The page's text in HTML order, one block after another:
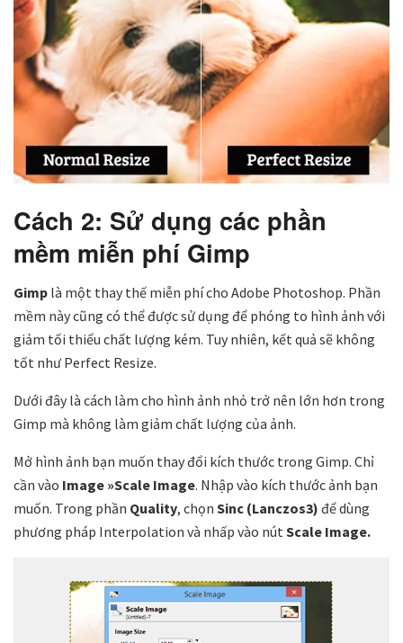
Cách 2: Sử dụng các phần
mềm miễn phí Gimp
Gimp là một thay thế miễn phí cho Adobe Photoshop. Phần
mềm này cũng có thể được sử dụng để phóng to hình ảnh với
giảm tối thiểu chất lượng kém. Tuy nhiên, kết quả sẽ không
tốt như Perfect Resize.
Dưới đây là cách làm cho hình ảnh nhỏ trở nên lớn hơn trong
Gimp mà không làm giảm chất lượng của ảnh.
Mở hình ảnh bạn muốn thay đổi kích thước trong Gimp. Chỉ
cần vào Image »Scale Image. Nhập vào kích thước ảnh bạn
muốn. Trong phần Quality, chọn Sinc (Lanczos3) để dùng
phương pháp Interpolation và nhấp vào nútScale Image.